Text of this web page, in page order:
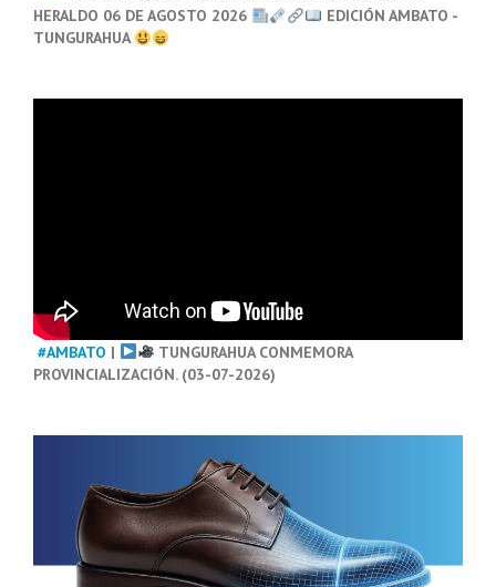
HERALDO 06 DE AGOSTO 2026
EDICIÓN AMBATO -
TUNGURAHUA
#AMBATO |
TUNGURAHUA CONMEMORA
PROVINCIALIZACIÓN. (03-07-2026)